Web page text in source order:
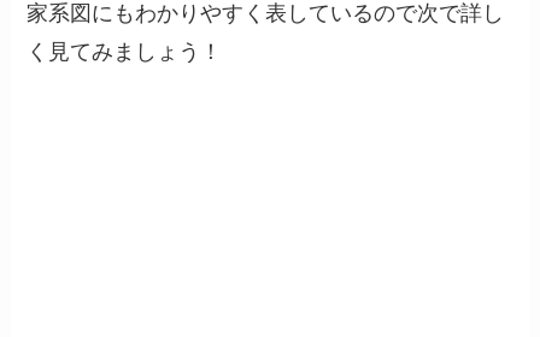
家系図にもわかりやすく表しているので次で詳し
く見てみましょう！